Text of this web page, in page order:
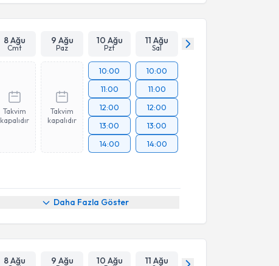
8 Ağu
Cmt
9 Ağu
Paz
10 Ağu
Pzt
11 Ağu
Sal
Takvim
kapalıdır
Takvim
kapalıdır
10:00
11:00
12:00
13:00
14:00
10:00
11:00
12:00
13:00
14:00
Daha Fazla Göster
8 Ağu 9 Ağu 10 Ağu 11 Ağu